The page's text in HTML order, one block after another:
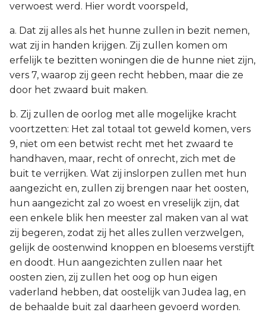
verwoest werd. Hier wordt voorspeld,
a. Dat zij alles als het hunne zullen in bezit nemen,
wat zij in handen krijgen. Zij zullen komen om
erfelijk te bezitten woningen die de hunne niet zijn,
vers 7, waarop zij geen recht hebben, maar die ze
door het zwaard buit maken.
b. Zij zullen de oorlog met alle mogelijke kracht
voortzetten: Het zal totaal tot geweld komen, vers
9, niet om een betwist recht met het zwaard te
handhaven, maar, recht of onrecht, zich met de
buit te verrijken. Wat zij inslorpen zullen met hun
aangezicht en, zullen zij brengen naar het oosten,
hun aangezicht zal zo woest en vreselijk zijn, dat
een enkele blik hen meester zal maken van al wat
zij begeren, zodat zij het alles zullen verzwelgen,
gelijk de oostenwind knoppen en bloesems verstijft
en doodt. Hun aangezichten zullen naar het
oosten zien, zij zullen het oog op hun eigen
vaderland hebben, dat oostelijk van Judea lag, en
de behaalde buit zal daarheen gevoerd worden.